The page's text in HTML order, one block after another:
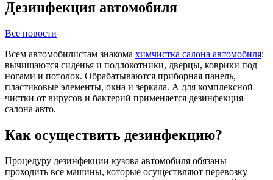
Дезинфекция автомобиля
Все новости
Всем автомобилистам знакома химчистка салона автомобиля:
вычищаются сиденья и подлокотники, дверцы, коврики под
ногами и потолок. Обрабатываются приборная панель,
пластиковые элементы, окна и зеркала. А для комплексной
чистки от вирусов и бактерий применяется дезинфекция
салона авто.
Как осуществить дезинфекцию?
Процедуру дезинфекции кузова автомобиля обязаны
проходить все машины, которые осуществляют перевозку